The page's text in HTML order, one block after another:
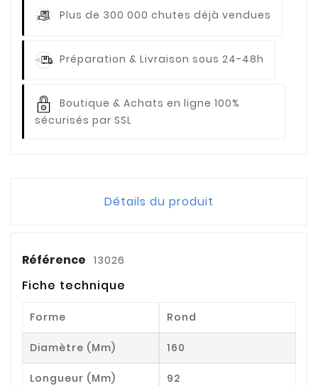
Plus de 300 000 chutes déjà vendues
Préparation & Livraison sous 24-48h
Boutique & Achats en ligne 100%
sécurisés par SSL
Détails du produit
Référence 13026
Fiche technique
Forme Rond
Diamètre (mm) 160
Longueur (mm) 92